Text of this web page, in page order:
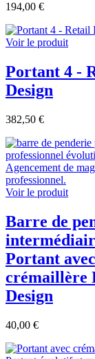
194,00 €
Voir le produit
Portant 4 -
Design
382,50 €
Voir le produit
Barre de
Portant avec
crémaillère
Design
40,00 €